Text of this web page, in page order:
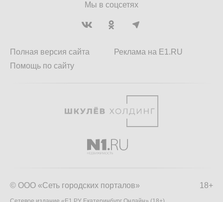
Мы в соцсетях
Полная версия сайта
Помощь по сайту
Реклама на E1.RU
18+
© ООО «Сеть городских порталов»